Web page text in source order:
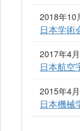
2018年10
日本学術
2017年4
日本航空
2015年4
日本機械